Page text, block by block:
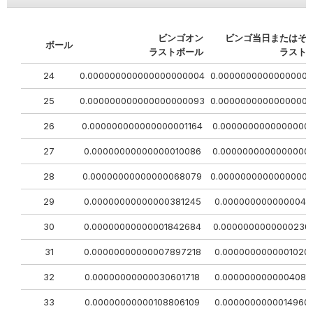
ボール
ビンゴオン
ラストボール
ビンゴ当日またはそ
ラスト
24 0.000000000000000000004
25 0.000000000000000000093
26 0.000000000000000001164
27 0.00000000000000010086
28 0.00000000000000068079
29 0.00000000000000381245
30 0.00000000000001842684
31 0.00000000000007897218
32 0.00000000000030601718
33 0.00000000000108806109